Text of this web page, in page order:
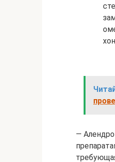
—